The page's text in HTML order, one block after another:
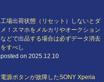
工場出荷状態（リセット）しないとダ
メ！スマホをメルカリやオークション
などで出品する場合は必ずデータ消去
をすべし
posted on 2025.12.10
電源ボタンが故障したSONY Xperia